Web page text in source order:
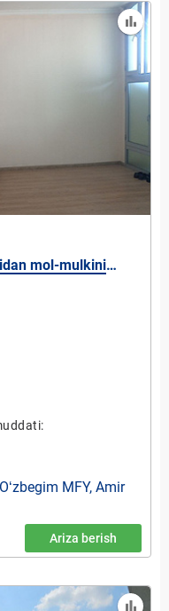
mol-mulkini
MFY, Amir
Ariza berish